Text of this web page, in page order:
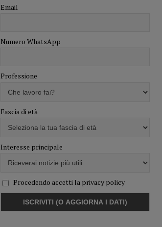
Email
Numero WhatsApp
Professione
Fascia di età
Interesse principale
Procedendo accetti la privacy policy